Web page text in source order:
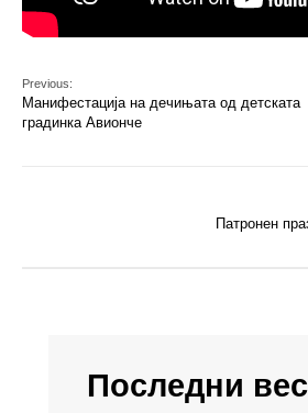
Previous:
Манифестација на дечињата од детската
градинка Авионче
Патронен
Последни